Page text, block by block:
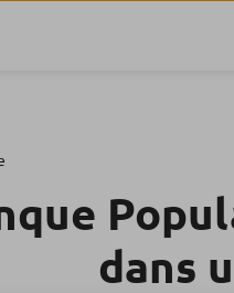
dans